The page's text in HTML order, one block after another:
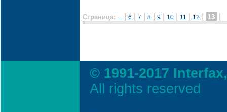
Страница: ... 6 7 8 9 10 11 12 13
© 1991-2017
All rights reserved